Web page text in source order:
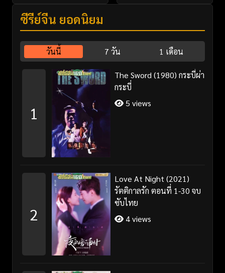
ซีรี่ย์จีน ยอดนิยม
วันนี้ 7 วัน 1 เดือน
1
The Sword (1980) กระบี่ผ่า
กระบี่
5 views
2
Love At Night (2021)
รัตติกาลรัก ตอนที่ 1-30 จบ
ซับไทย
4 views